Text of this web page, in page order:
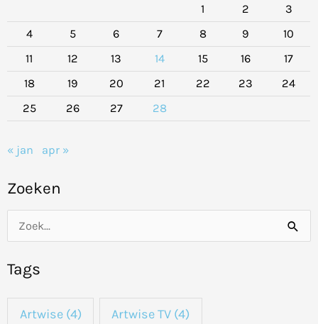
1 2
3
4
5 6 7 8 9
10
11
12 13 14 15 16
17
18
19 20 21 22 23
24
25
26 27 28
« jan apr »
Zoeken
e
k
Tags
Artwise(4) Artwise TV (4)